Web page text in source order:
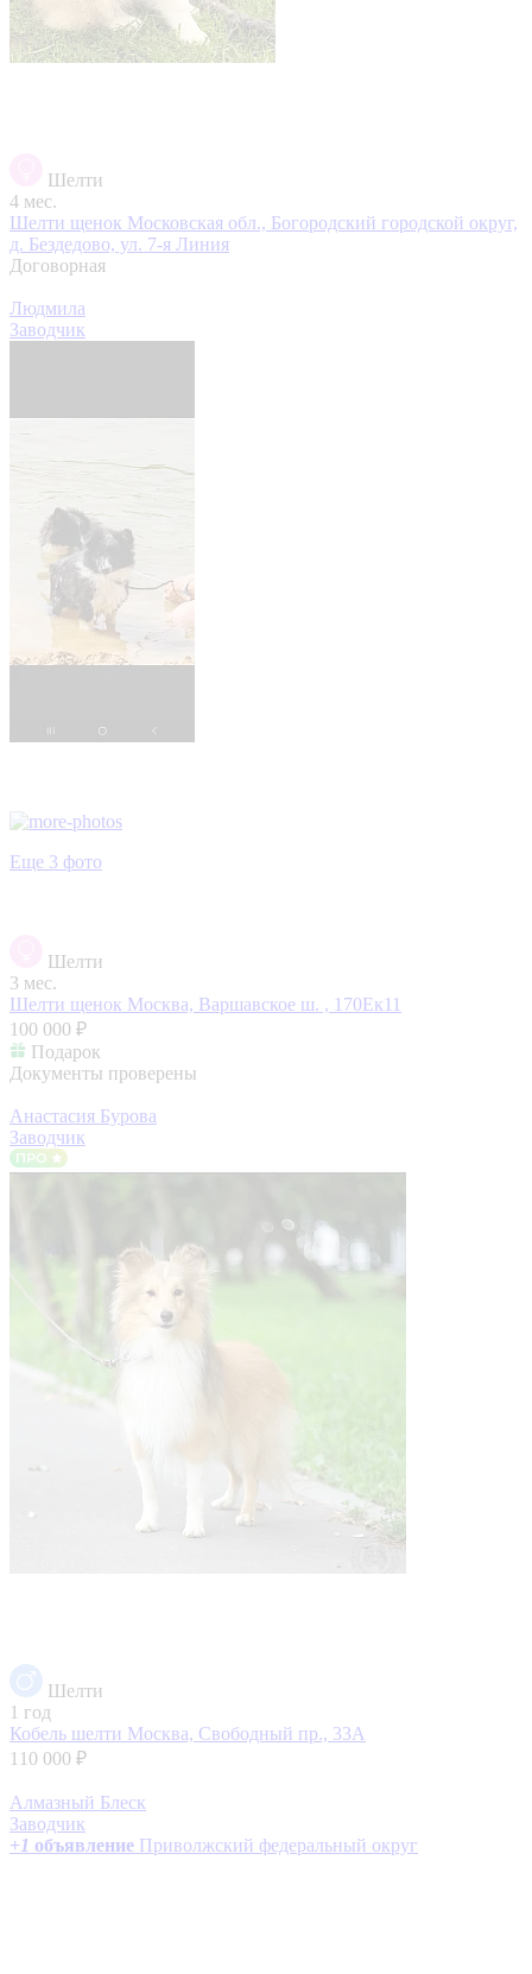
Шелти
4 мес.
Шелти щенок Московская обл., Богородский городской округ,
д. Бездедово, ул. 7-я Линия
Договорная
Людмила
Заводчик
Еще 3 фото
Шелти
3 мес.
Шелти щенок Москва, Варшавское ш. , 170Ек11
100 000 ₽
Подарок
Документы проверены
Анастасия Бурова
Заводчик
Шелти
1 год
Кобель шелти Москва, Свободный пр., 33А
110 000 ₽
Алмазный Блеск
Заводчик
+1 объявление Приволжский федеральный округ